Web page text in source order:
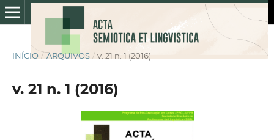
INÍCIO / ARQUIVOS / v. 21 n. 1 (2016)
v. 21 n. 1 (2016)